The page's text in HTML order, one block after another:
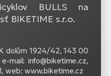
BULLS na
BIKETIME s.r.o.
dolům 1924/42, 143 00
mail: info@biketime.cz,
web: www.biketime.cz